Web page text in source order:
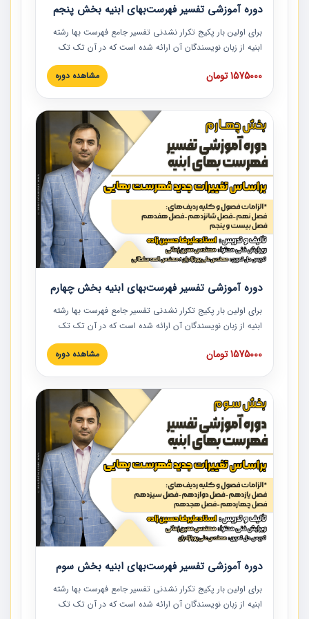
دوره آموزشی تفسیر فهرست‌بهای ابنیه بخش پنجم
برای اولین بار پکیج تکرار نشدنی تفسیر جامع فهرست بها رشته
ابنیه از زبان نویسندگان آن ارائه شده است که در آن تک تک
ردیف ها و مطالب فهرست بها تفسیر و ارائه شده است. این
دوره به صورت کامل تصویری بوده و به همراه تصاویر عملیات
دوره با کلام مهندس علیرضاحسین‌زاده مدیر پروژه مهندسی
مشاور در امر بازنگری فهرست بها رشته ابنیه ارائه شده و به تمام
همکارانی که در حوزه صنعت ساخت در حال فعالیت هستند حتما
توصیه می کنیم از مطالب این دوره استفاده نمایند.
1575000 تومان مشاهده دوره
دوره آموزشی تفسیر فهرست‌بهای ابنیه بخش چهارم
برای اولین بار پکیج تکرار نشدنی تفسیر جامع فهرست بها رشته
ابنیه از زبان نویسندگان آن ارائه شده است که در آن تک تک
ردیف ها و مطالب فهرست بها تفسیر و ارائه شده است. این
دوره به صورت کامل تصویری بوده و به همراه تصاویر عملیات
دوره با کلام مهندس علیرضاحسین‌زاده مدیر پروژه مهندسی
مشاور در امر بازنگری فهرست بها رشته ابنیه ارائه شده و به تمام
همکارانی که در حوزه صنعت ساخت در حال فعالیت هستند حتما
توصیه می کنیم از مطالب این دوره استفاده نمایند.
1575000 تومان مشاهده دوره
دوره آموزشی تفسیر فهرست‌بهای ابنیه بخش سوم
برای اولین بار پکیج تکرار نشدنی تفسیر جامع فهرست بها رشته
ابنیه از زبان نویسندگان آن ارائه شده است که در آن تک تک